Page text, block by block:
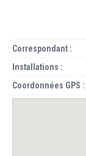
Correspondant :
Installations :
Coordonnées GPS :